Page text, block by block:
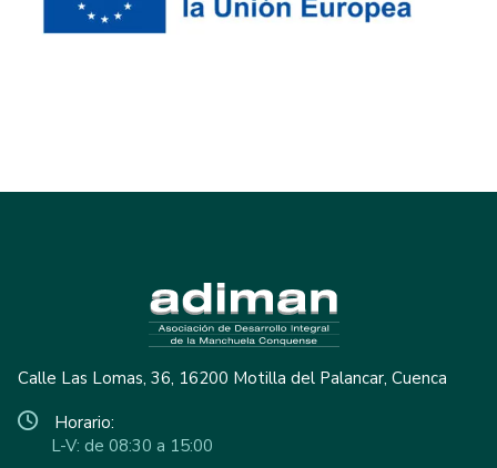
Calle Las Lomas, 36, 16200 Motilla del Palancar, Cuenca
Horario:
L-V: de 08:30 a 15:00